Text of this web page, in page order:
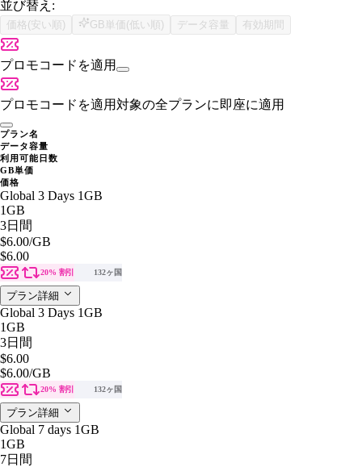
並び替え:
価格(安い順) GB単価(低い順) データ容量 有効期間
プロモコードを適用
プロモコードを適用対象の全プランに即座に適用
プラン名
データ容量
利用可能日数
GB単価
価格
Global 3 Days 1GB
1GB
3日間
$6.00/GB
$6.00
20% 割引 132ヶ国
プラン詳細
Global 3 Days 1GB
1GB
3日間
$6.00
$6.00/GB
20% 割引 132ヶ国
プラン詳細
Global 7 days 1GB
1GB
7日間